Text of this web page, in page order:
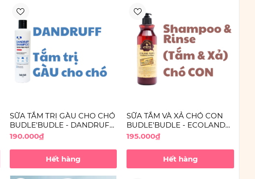
SỮA TẮM TRỊ GÀU CHO CHÓ
BUDLE'BUDLE - DANDRUFF
SHAMPOO
190.000₫
Hết hàng
SỮA TẮM VÀ XẢ CHÓ CON
BUDLE'BUDLE - ECOLAND
PUPPYSHAMPOO & RINSE
195.000₫
Hết hàng